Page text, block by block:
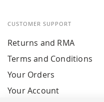
CUSTOMER SUPPORT
Returns and RMA
Terms and Conditions
Your Orders
Your Account